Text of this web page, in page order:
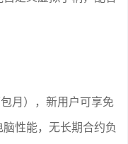
月），新用户可享免
性能，无长期合约负